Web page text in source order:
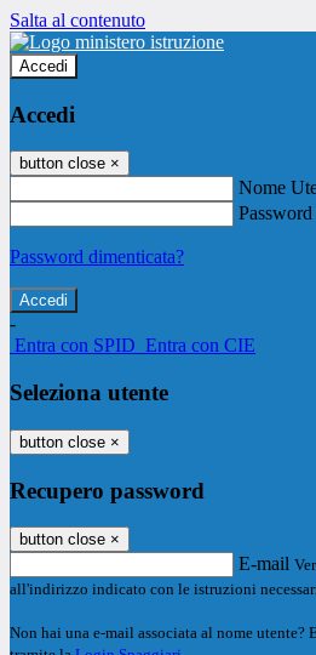
Salta al contenuto
Accedi
Accedi
button close ×
Nome
Password
Password dimenticata?
-
Entra con SPID Entra con CIE
Seleziona utente
button close ×
Recupero password
button close ×
E-mail
all'indirizzo indicato con le istruzioni
Non hai una e-mail associata al nome utente?